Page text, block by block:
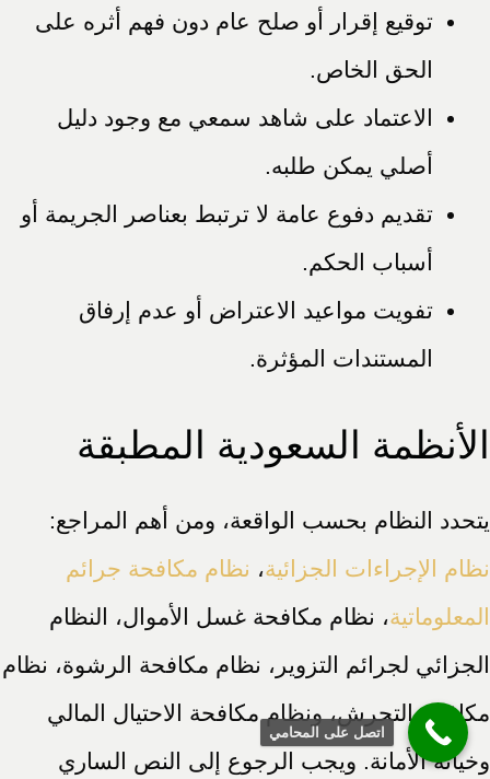
توقيع إقرار أو صلح عام دون فهم أثره على
الحق الخاص.
الاعتماد على شاهد سمعي مع وجود دليل
أصلي يمكن طلبه.
تقديم دفوع عامة لا ترتبط بعناصر الجريمة أو
أسباب الحكم.
تفويت مواعيد الاعتراض أو عدم إرفاق
المستندات المؤثرة.
الأنظمة السعودية المطبقة
يتحدد النظام بحسب الواقعة، ومن أهم المراجع:
نظام الإجراءات الجزائية، نظام مكافحة جرائم
المعلوماتية، نظام مكافحة غسل الأموال، النظام
الجزائي لجرائم التزوير، نظام مكافحة الرشوة، نظام
مكافحة التحرش، ونظام مكافحة الاحتيال المالي
وخيانة الأمانة. ويجب الرجوع إلى النص الساري
اتصل على المحامي